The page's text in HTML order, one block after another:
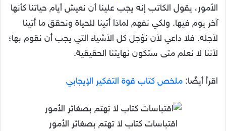
الأمور، يقول الكاتب إنه يجب علينا أن نعيش أيام حياتنا كأنها
آخر يوم فيها. ولكي نفهم لماذا أتينا للحياة ونحقق ما أتينا
لأجله. فلا داعي لأن نؤجل كل الأشياء التي يجب أن نقوم بها؛
لأننا لا نعلم متى ستكون نهايتنا الحقيقية.
اقرأ أيضًا: ملخص كتاب قوة التفكير الإيجابي
اقتباسات كتاب لا تهتم بصغائر الأمور